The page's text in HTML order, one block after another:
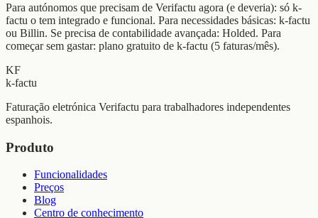
Para autónomos que precisam de Verifactu agora (e deveria): só k-
factu o tem integrado e funcional. Para necessidades básicas: k-factu
ou Billin. Se precisa de contabilidade avançada: Holded. Para
começar sem gastar: plano gratuito de k-factu (5 faturas/mês).
KF
k-factu
Faturação eletrónica Verifactu para trabalhadores independentes
espanhois.
Produto
Funcionalidades
Preços
Blog
Centro de conhecimento